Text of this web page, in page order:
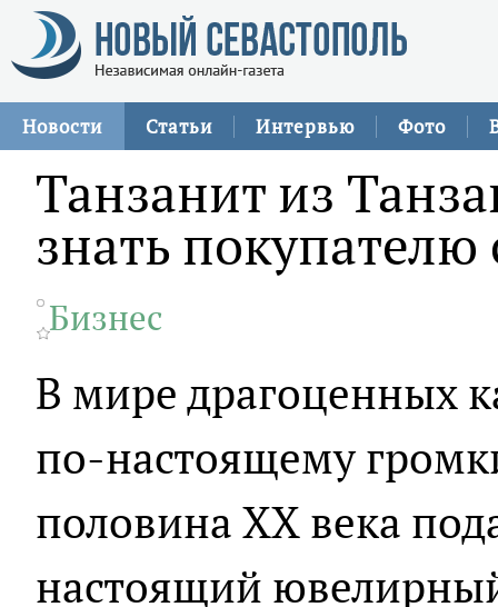
Новости Статьи Интервью Фото
Танзанит из
знать покупателю
Бизнес
В мире драгоценных
по-настоящему
половина XX века
настоящий